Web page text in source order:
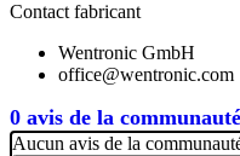
0 avis de la communauté
Contact fabricant
Wentronic GmbH
office@wentronic.com
Aucun avis de la